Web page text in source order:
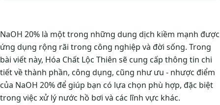
NaOH 20% là một trong những dung dịch kiềm mạnh được
ứng dụng rộng rãi trong công nghiệp và đời sống. Trong
bài viết này, Hóa Chất Lộc Thiên sẽ cung cấp thông tin chi
tiết về thành phần, công dụng, cũng như ưu - nhược điểm
của NaOH 20% để giúp bạn có lựa chọn phù hợp, đặc biệt
trong việc xử lý nước hồ bơi và các lĩnh vực khác.